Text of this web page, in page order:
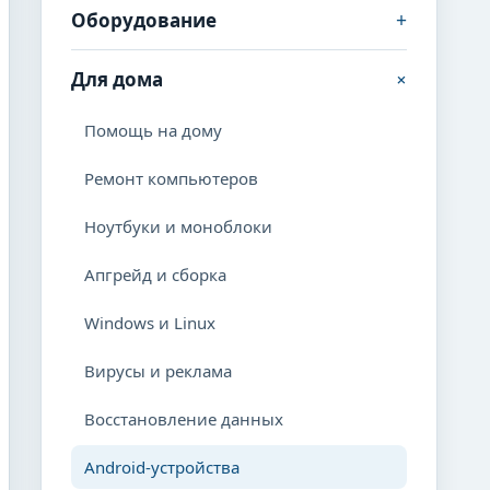
Оборудование +
Для дома +
Помощь на дому
Ремонт компьютеров
Ноутбуки и моноблоки
Апгрейд и сборка
Windows и Linux
Вирусы и реклама
Восстановление данных
Android-устройства